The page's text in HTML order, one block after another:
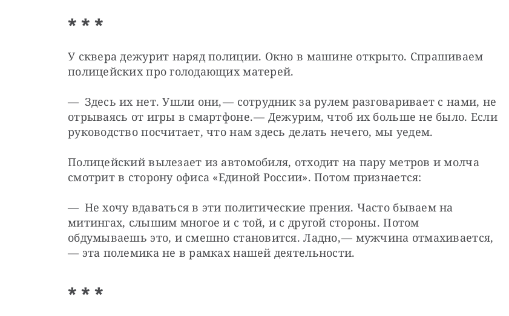
* * *
У сквера дежурит наряд полиции. Окно в машине открыто. Спрашиваем
полицейских про голодающих матерей.
— Здесь их нет. Ушли они, — ​сотрудник за рулем разговаривает с нами, не
отрываясь от игры в смартфоне. — ​Дежурим, чтоб их больше не было. Если
руководство посчитает, что нам здесь делать нечего, мы уедем.
Полицейский вылезает из автомобиля, отходит на пару метров и молча
смотрит в сторону офиса «Единой России». Потом признается:
— Не хочу вдаваться в эти политические прения. Часто бываем на
митингах, слышим многое и с той, и с другой стороны. Потом
обдумываешь это, и смешно становится. Ладно, — ​мужчина отмахивается,
— ​эта полемика не в рамках нашей деятельности.
* * *